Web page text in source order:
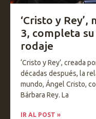
‘Cristo y
3, completa
rodaje
‘Cristo y Rey’, creada
décadas después, la
mundo, Ángel Cristo,
Bárbara Rey. La
IR AL POST »